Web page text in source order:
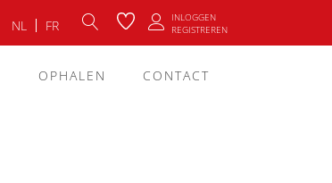
NL FR
INLOGGEN
REGISTREREN
OPHALEN CONTACT